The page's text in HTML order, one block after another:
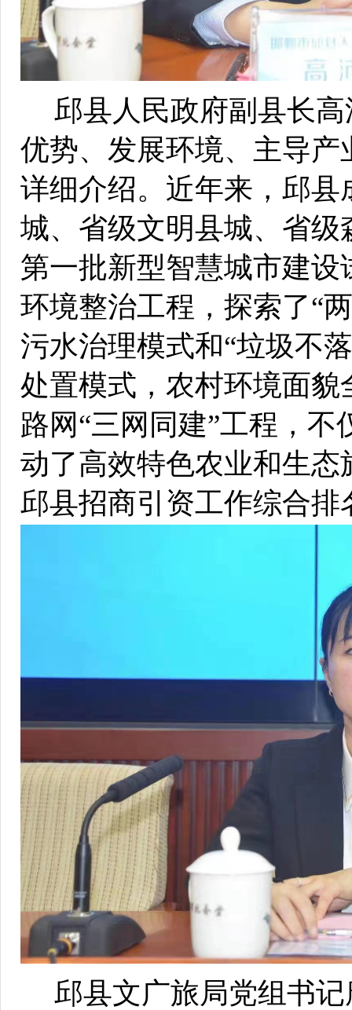
邱县人民政府副县长
优势、发展环境、主导
详细介绍。近年来，邱
城、省级文明县城、省
第一批新型智慧城市建
环境整治工程，探索了“
污水治理模式和“垃圾不
处置模式，农村环境面
路网“三网同建”工程，
动了高效特色农业和生态
邱县招商引资工作综合排
邱县文广旅局党组书